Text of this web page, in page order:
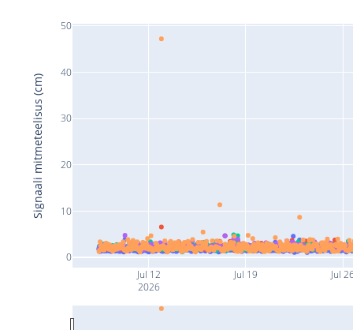
Jul 12
2026
Jul 19 Jul
0
10
20
30
40
50
Signaali mitmeteelisus (cm)